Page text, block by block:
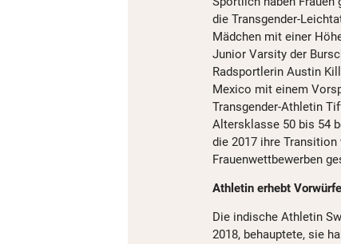
die Transgender-
Mädchen mit einer
Junior Varsity der
Radsportlerin Austin
Mexico mit einem
Transgender-Athletin
Altersklasse 50 bis 54
die 2017 ihre
Frauenwettbewerben
Athletin erhebt
Die indische Athletin
2018, behauptete, sie